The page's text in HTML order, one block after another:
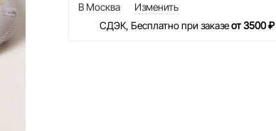
В Москва
Изменить
СДЭК, Бесплатно при заказеот 3500 ₽